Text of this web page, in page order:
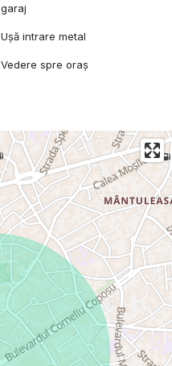
garaj
Ușă intrare metal
Vedere spre oraș